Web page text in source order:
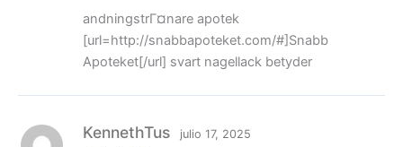
al
or
ad
o
co
1
andningstrГ¤nare apotek
[url=http://snabbapoteket.com/#]Snabb
Apoteket[/url] svart nagellack betyder
KennethTus julio 17, 2025